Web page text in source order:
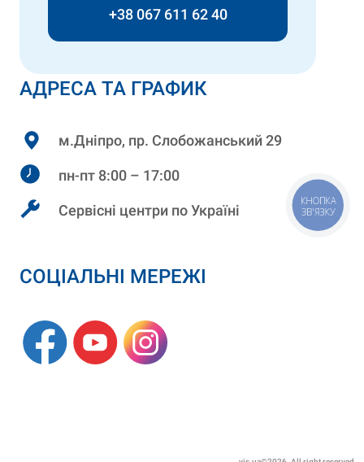
АДРЕСА ТА ГРАФИК
м.Дніпро, пр. Слобожанський 29
пн-пт 8:00 – 17:00
Сервісні центри по Україні
СОЦІАЛЬНІ МЕРЕЖІ
+38 067 611 62 40
КНОПКА
ЗВ'ЯЗКУ